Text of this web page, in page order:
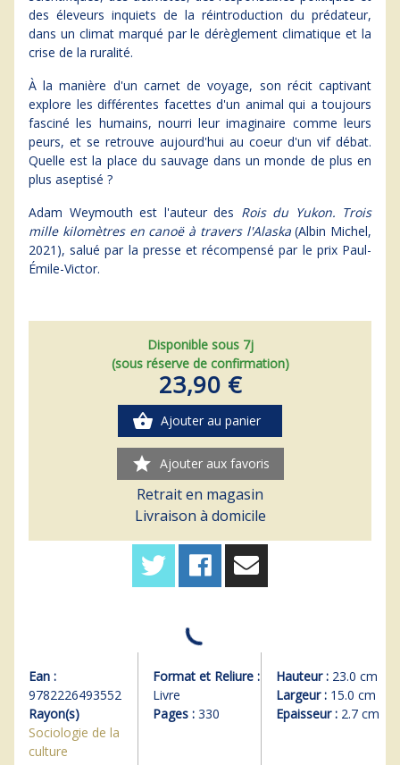
des éleveurs inquiets de la réintroduction du prédateur,
dans un climat marqué par le dérèglement climatique et la
crise de la ruralité.
À la manière d'un carnet de voyage, son récit captivant
explore les différentes facettes d'un animal qui a toujours
fasciné les humains, nourri leur imaginaire comme leurs
peurs, et se retrouve aujourd'hui au coeur d'un vif débat.
Quelle est la place du sauvage dans un monde de plus en
plus aseptisé ?
Adam Weymouth est l'auteur des Rois du Yukon. Trois
mille kilomètres en canoë à travers l'Alaska(Albin Michel,
2021), salué par la presse et récompensé par le prix Paul-
Émile-Victor.
Disponible sous 7j
(sous réserve de confirmation)
23,90 €
shopping_basket Ajouter au panier
star Ajouter aux favoris
Retrait en magasin
Livraison à domicile
Ean :
9782226493552
Rayon(s)
Sociologie de la
culture
Format et Reliure :
Livre
Pages :330
Hauteur : 23.0 cm
Largeur : 15.0 cm
Epaisseur : 2.7 cm